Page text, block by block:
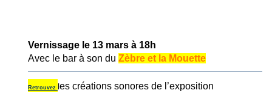
Vernissage le 13 mars à 18h
Avec le bar à son du Zèbre et la Mouette
Retrouvez les créations sonores de l’exposition